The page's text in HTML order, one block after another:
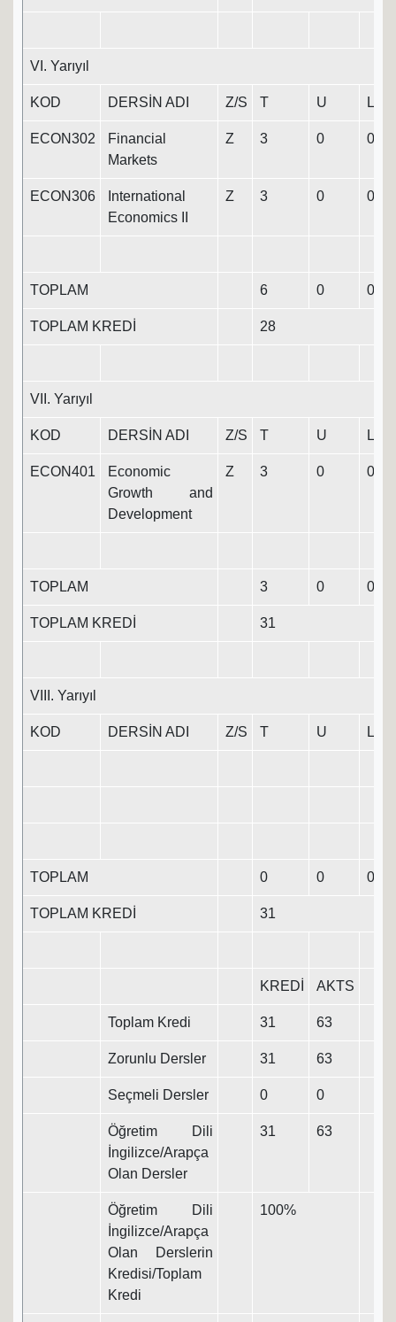
VI. Yarıyıl
KOD DERSİN ADI Z/S T U L
ECON302
Financial
Markets
Z 3 0 0
ECON306
International
Economics II
Z 3 0 0
TOPLAM 6 0 0
TOPLAM KREDİ 28
VII. Yarıyıl
KOD DERSİN ADI Z/S T U L
ECON401
Economic
Growth and
Development
Z 3 0 0
TOPLAM 3 0 0
TOPLAM KREDİ 31
VIII. Yarıyıl
KOD DERSİN ADI Z/S T U L
TOPLAM 0 0 0
TOPLAM KREDİ 31
KREDİ AKTS
Toplam Kredi 31 63
Zorunlu Dersler 31 63
Seçmeli Dersler 0 0
Öğretim Dili
İngilizce/Arapça
Olan Dersler
31 63
Öğretim Dili
İngilizce/Arapça
Olan Derslerin
Kredisi/Toplam
Kredi
100%